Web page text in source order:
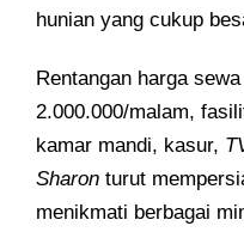
hunian yang cukup
Rentangan harga
2.000.000/malam,
kamar mandi, kasur,
Sharon turut
menikmati berbagai